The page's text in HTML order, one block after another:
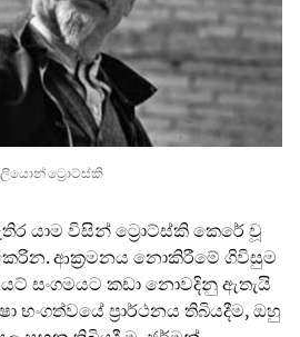
ලියොන් ට්‍රොට්ස්කි
යාම විසින් ට්‍රොට්ස්කි කෙරේ වූ
ආක්‍රමනය නොකිරීමේ ගිවිසුම
සංගමයට කඩා නොවදිනු ඇතැයි
භංගත්වයේ ප්‍රාර්ථනය තිබියදීම, ඔහු